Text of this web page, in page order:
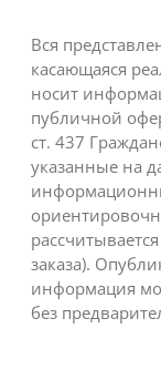
Вся
касающаяся
носит
публичной
ст. 437
указанные на
заказа).
информация
без